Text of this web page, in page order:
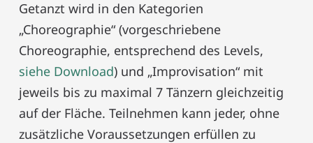
Getanzt wird in den Kategorien
„Choreographie“ (vorgeschriebene
Choreographie, entsprechend des Levels,
siehe Download) und „Improvisation“ mit
jeweils bis zu maximal 7 Tänzern gleichzeitig
auf der Fläche. Teilnehmen kann jeder, ohne
zusätzliche Voraussetzungen erfüllen zu